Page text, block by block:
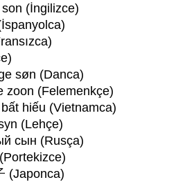
(İngilizce)
søn (Danca)
zoon (Felemenkçe)
hiếu (Vietnamca)
(Lehçe)
сын (Rusça)
(Portekizce)
(Japonca)